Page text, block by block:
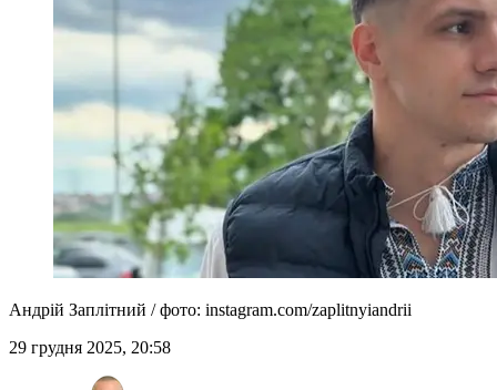
Андрій Заплітний / фото: instagram.com/zaplitnyiandrii
29 грудня 2025, 20:58